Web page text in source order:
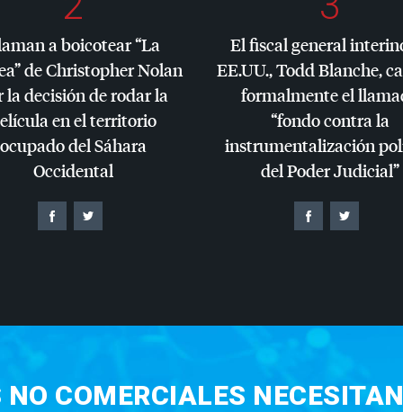
a boicotear “La
de Christopher Nolan
la decisión de rodar la
en el territorio
ocupado del Sáhara
Occidental
El fiscal general
EE.UU., Todd Blanche,
formalmente el
“fondo contra la
instrumentalización
del Poder Judicial”
COMERCIALES